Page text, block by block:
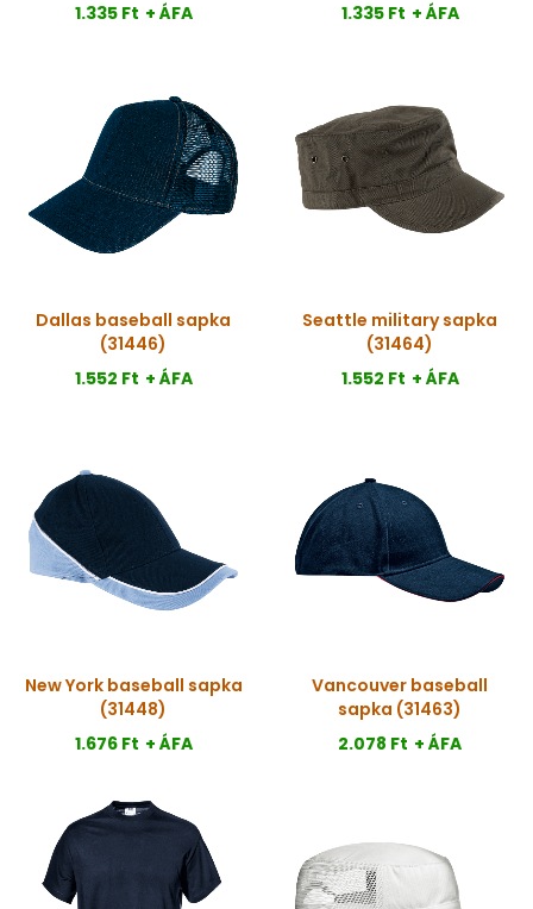
1.335 Ft + ÁFA
1.335 Ft + ÁFA
Dallas baseball sapka
(31446)
1.552 Ft + ÁFA
Seattle military sapka
(31464)
1.552 Ft + ÁFA
New York baseball sapka
(31448)
1.676 Ft + ÁFA
Vancouver baseball
sapka (31463)
2.078 Ft + ÁFA